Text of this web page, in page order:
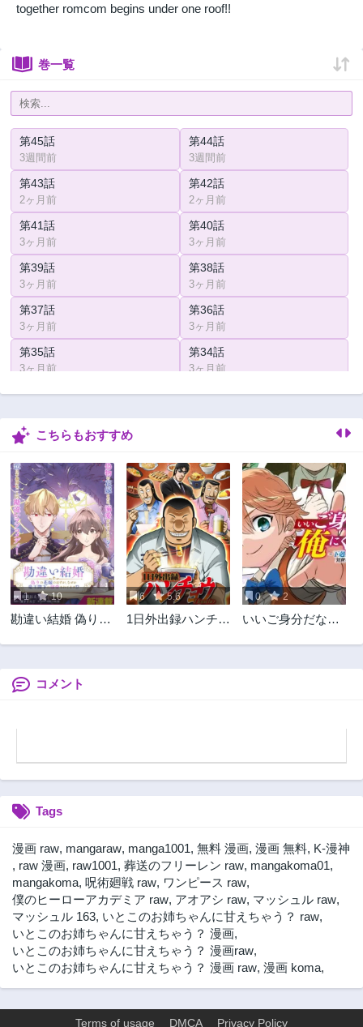
together romcom begins under one roof!!
巻一覧
第45話
3週間前
第44話
3週間前
第43話
2ヶ月前
第42話
2ヶ月前
第41話
3ヶ月前
第40話
3ヶ月前
第39話
3ヶ月前
第38話
3ヶ月前
第37話
3ヶ月前
第36話
3ヶ月前
第35話
3ヶ月前
第34話
3ヶ月前
第33話 第32話
第31話
第29話
3ヶ月前
第28話
3ヶ月前
第27話
3ヶ月前
第26話
3ヶ月前
第25話
3ヶ月前
第24話
3ヶ月前
第23話
3ヶ月前
第22話
3ヶ月前
第21話 第20話
第19話
第13話
第11話
3ヶ月前
第10話
3ヶ月前
第9話
3ヶ月前
第8話
3ヶ月前
第7話
3ヶ月前
第6話
3ヶ月前
こちらもおすすめ
1 10
勘違い結婚 偽りの
愛されてます!?
6 5.6
1日外出録ハンチョ
0 2
いいご身分だな、
ーレム戦記〜
コメント
Tags
漫画 raw, mangaraw, manga1001, 無料 漫画, 漫画 無料, K-漫神
, raw 漫画, raw1001, 葬送のフリーレン raw, mangakoma01,
mangakoma, 呪術廻戦 raw, ワンピース raw,
僕のヒーローアカデミア raw, アオアシ raw, マッシュル raw,
マッシュル 163, いとこのお姉ちゃんに甘えちゃう？ raw,
いとこのお姉ちゃんに甘えちゃう？ 漫画,
いとこのお姉ちゃんに甘えちゃう？ 漫画raw,
いとこのお姉ちゃんに甘えちゃう？ 漫画 raw, 漫画 koma,
Terms of usage DMCA Privacy Policy